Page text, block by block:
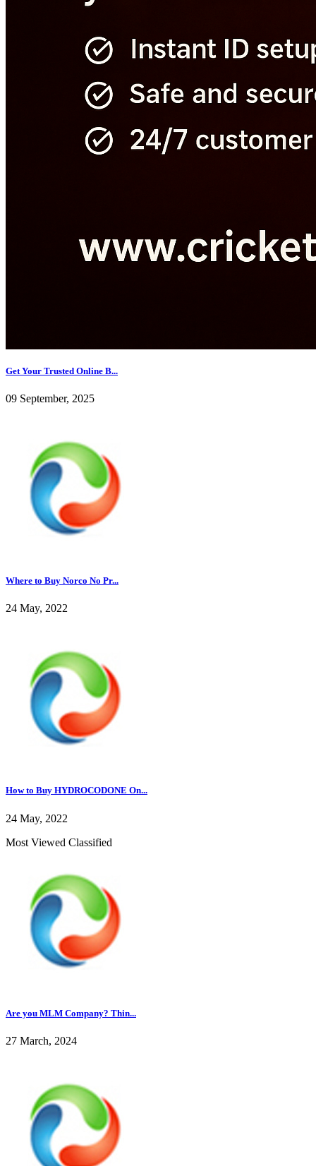
Get Your Trusted Online B...
09 September, 2025
Where to Buy Norco No Pr...
24 May, 2022
How to Buy HYDROCODONE On...
24 May, 2022
Most Viewed Classified
Are you MLM Company? Thin...
27 March, 2024